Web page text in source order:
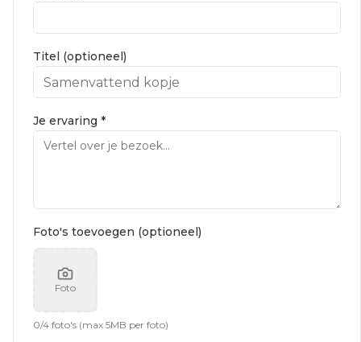
Titel (optioneel)
Je ervaring *
Foto's toevoegen (optioneel)
Foto
0/4 foto's (max 5MB per foto)